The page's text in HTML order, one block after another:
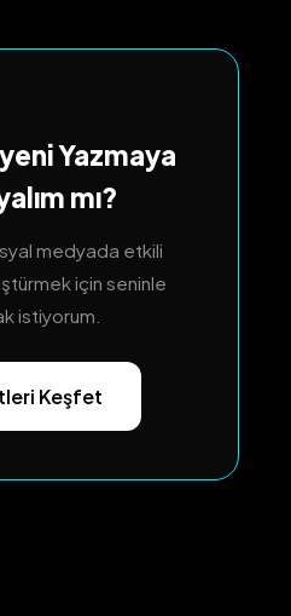
Yazmaya
mı?
medyada etkili
için seninle
istiyorum.
Keşfet